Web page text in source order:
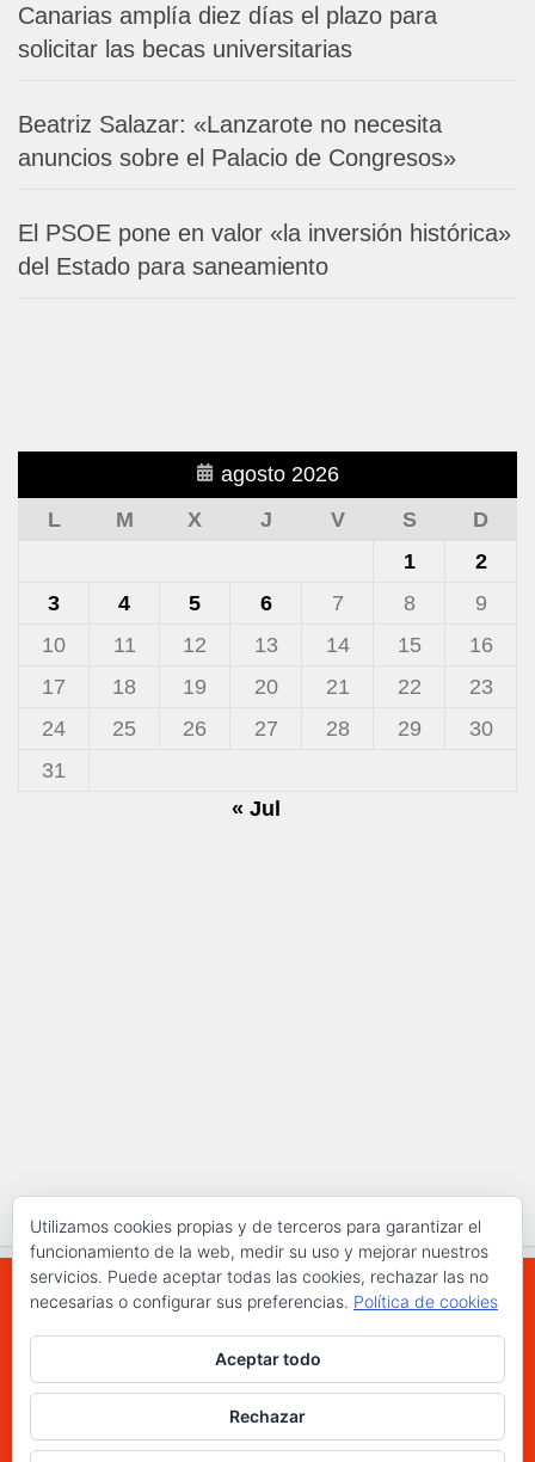
Canarias amplía diez días el plazo para
solicitar las becas universitarias
Beatriz Salazar: «Lanzarote no necesita
anuncios sobre el Palacio de Congresos»
El PSOE pone en valor «la inversión histórica»
del Estado para saneamiento
agosto 2026
L
M X J V S
D
1
2
3
4 5 6 7 8
9
10
11 12 13 14 15
16
17
18 19 20 21 22
23
24
25 26 27 28 29
30
31
« Jul
WWW.ELCHAPLON.COM © 2026. Todos los
derechos reservados.
Utilizamos cookies propias y de terceros para garantizar el
funcionamiento de la web, medir su uso y mejorar nuestros
servicios. Puede aceptar todas las cookies, rechazar las no
necesarias o configurar sus preferencias. Política de cookies
Aceptar todo
Rechazar